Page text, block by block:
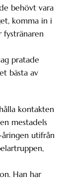
behövt vara
komma in i
fystränaren
pratade
bästa av
kontakten
mestadels
åringen utifrån
Han har